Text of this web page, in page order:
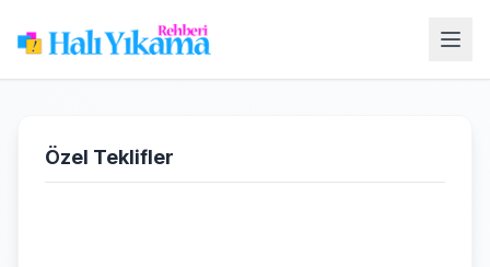
Özel Teklifler